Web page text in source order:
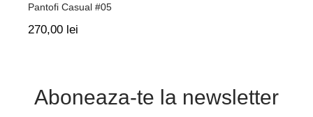
Pantofi Casual #05
270,00 lei
Aboneaza-te la newsletter